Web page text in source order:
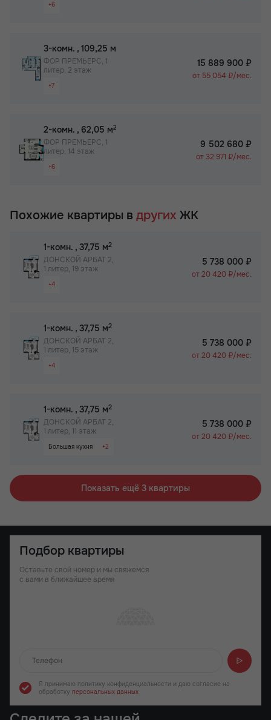
+6
Паркинг
Собственный спортзал в ЖК
3-комн. , 109,25 м
ФОР ПРЕМЬЕРС, 1
литер, 2 этаж
+7
Паркинг
Не угловая
15 889 900 ₽
от 55 054 ₽/мес.
2-комн. , 62,05 м2
ФОР ПРЕМЬЕРС, 1
литер, 14 этаж
+6
Просторная лоджия/балкон
Собственный спортзал в ЖК
Бизнес-класс
9 502 680 ₽
от 32 971 ₽/мес.
Похожие квартиры в других ЖК
1-комн. , 37,75 м2
ДОНСКОЙ АРБАТ 2,
1 литер, 19 этаж
+4
Не угловая
5 738 000 ₽
от 20 420 ₽/мес.
1-комн. , 37,75 м2
ДОНСКОЙ АРБАТ 2,
1 литер, 15 этаж
+4
Не угловая
5 738 000 ₽
от 20 420 ₽/мес.
1-комн. , 37,75 м2
ДОНСКОЙ АРБАТ 2,
1 литер, 11 этаж
+2
Большая кухня
5 738 000 ₽
от 20 420 ₽/мес.
Показать ещё 3 квартиры
Подбор квартиры
Оставьте свой номер и мы свяжемся
с вами в ближайшее время
Я принимаю политику конфиденциальности и даю согласие на
обработку персональных данных